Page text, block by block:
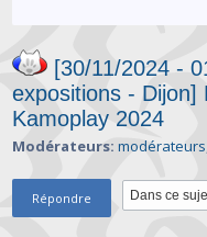
[30/11/2024 -
expositions - Dijon]
Kamoplay 2024
Modérateurs: modérateurs
Répondre